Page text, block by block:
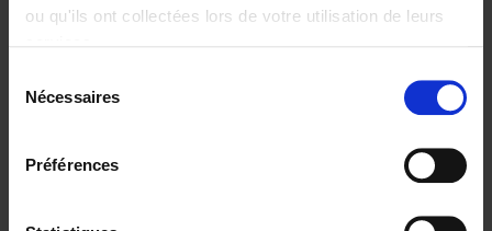
ou qu'ils ont collectées lors de votre utilisation de leurs
Nécessaires
Préférences
Digital marketing like a PRO -
completely revised edition (EN)